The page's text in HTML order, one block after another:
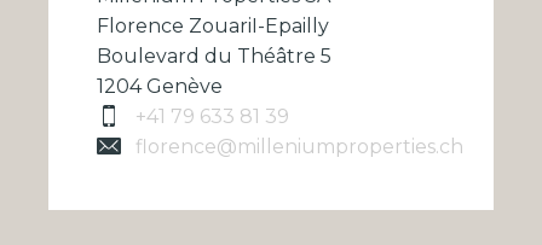
Florence ZouariI-Epailly
Boulevard du Théâtre 5
1204 Genève
+41 79 633 81 39
florence@milleniumproperties.ch